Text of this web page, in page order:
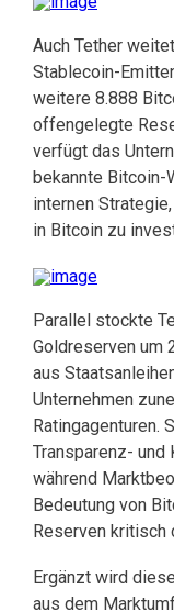
Auch Tether
Stablecoin-
weitere 8.888
offengelegte
verfügt das
bekannte Bitcoin-
internen
in Bitcoin zu
Parallel stockte
Goldreserven um
aus
Unternehmen
Ratingagenturen.
Transparenz- und
während
Bedeutung von
Reserven kritisch
Ergänzt wird
aus dem